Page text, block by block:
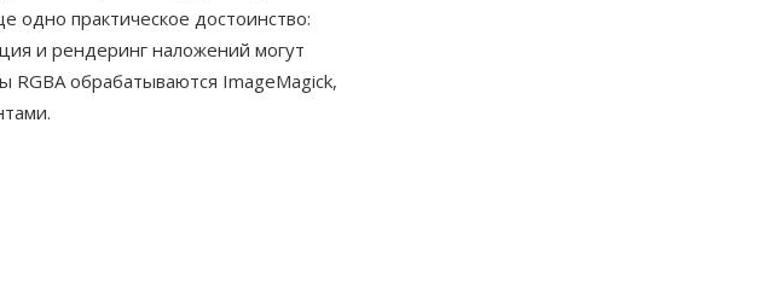
практическое достоинство:
и рендеринг наложений могут
обрабатываются ImageMagick,